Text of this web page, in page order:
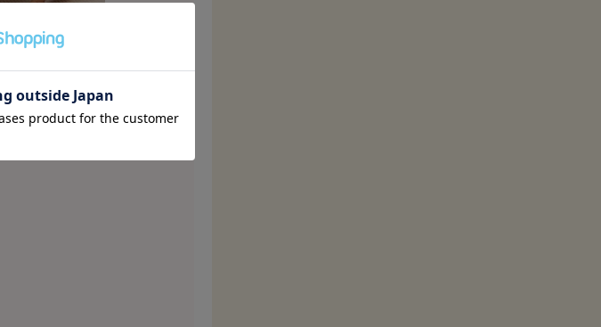
】リボンギャ
ニムロンパース
¥3740(税込)